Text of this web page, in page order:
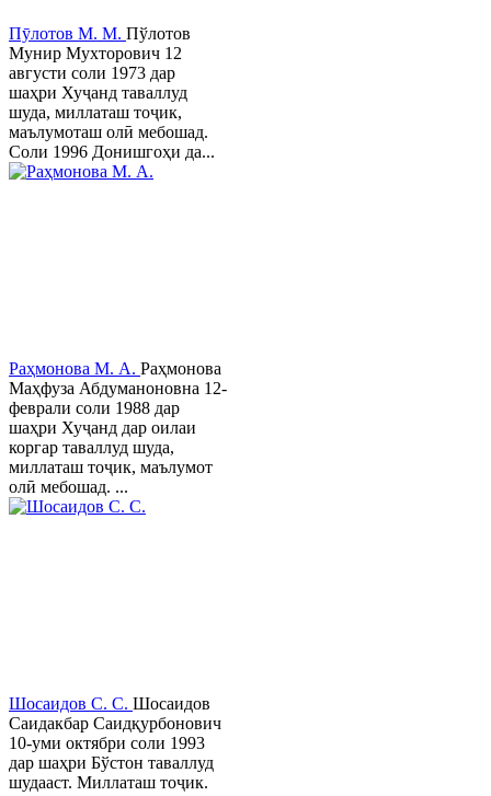
Пӯлотов М. М. Пўлотов
Мунир Мухторович 12
августи соли 1973 дар
шаҳри Хуҷанд таваллуд
шуда, миллаташ тоҷик,
маълумоташ олӣ мебошад.
Соли 1996 Донишгоҳи да...
Раҳмонова М. А. Раҳмонова
Маҳфуза Абдуманоновна 12-
феврали соли 1988 дар
шаҳри Хуҷанд дар оилаи
коргар таваллуд шуда,
миллаташ тоҷик, маълумот
олӣ мебошад. ...
Шосаидов С. С. Шосаидов
Саидакбар Саидқурбонович
10-уми октябри соли 1993
дар шаҳри Бўстон таваллуд
шудааст. Миллаташ тоҷик.